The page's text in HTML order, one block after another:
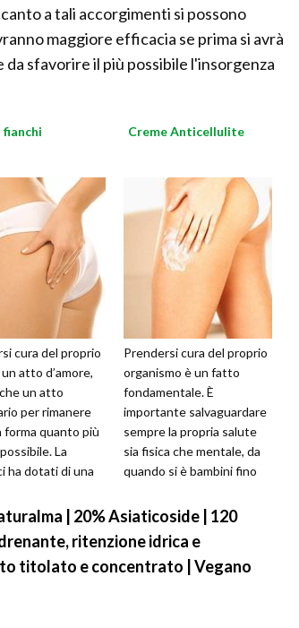
a tali accorgimenti si possono
maggiore efficacia se prima si avrà
sfavorire il più possibile l'insorgenza
fianchi
cura del proprio
atto d’amore,
un atto
per rimanere
forma quanto più
La
ha dotati di una
Creme Anticellulite
Prendersi cura del proprio
organismo è un fatto
fondamentale. È
importante salvaguardare
sempre la propria salute
sia fisica che mentale, da
quando si è bambini fino
tras...
| 20% Asiaticoside | 120
ritenzione idrica e
titolato e concentrato | Vegano